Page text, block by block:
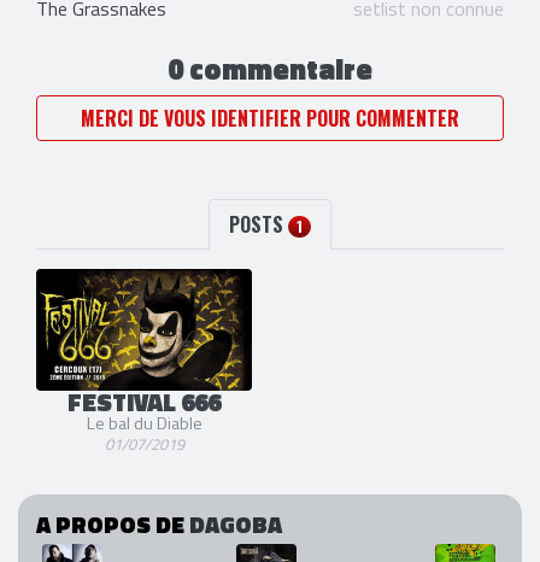
The Grassnakes
setlist non connue
0 commentaire
MERCI DE VOUS IDENTIFIER POUR COMMENTER
POSTS 1
FESTIVAL 666
Le bal du Diable
01/07/2019
A PROPOS DEDAGOBA